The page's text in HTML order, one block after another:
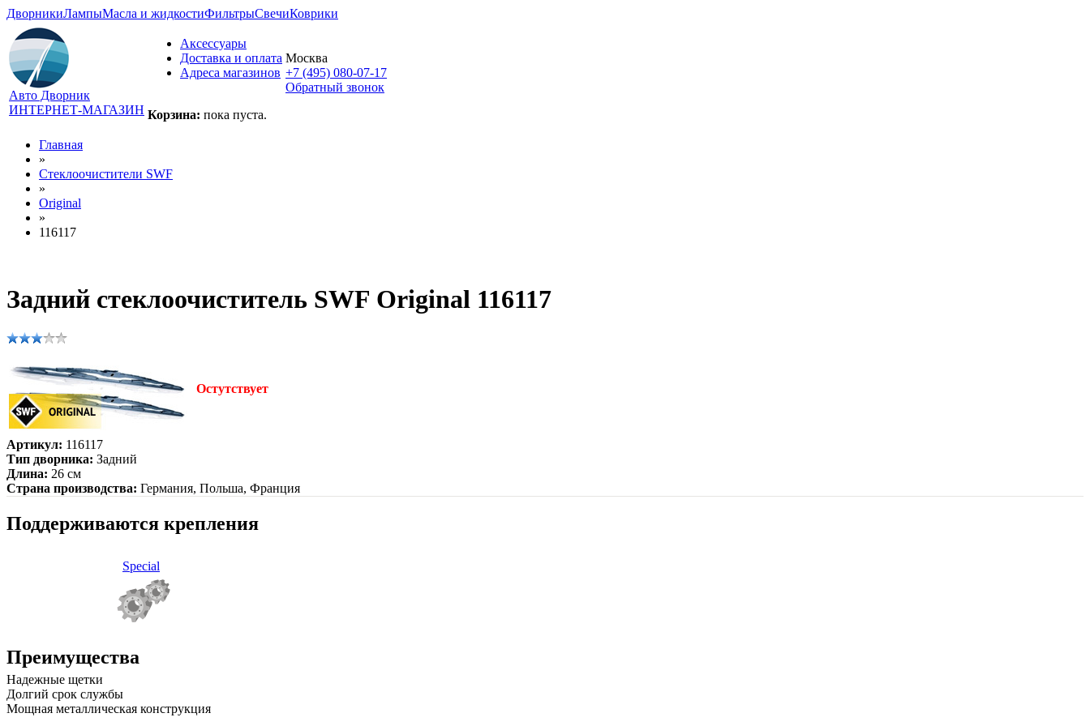
ДворникиЛампыМасла и жидкостиФильтрыСвечиКоврики
Авто Дворник
ИНТЕРНЕТ-МАГАЗИН
Аксессуары
Доставка и оплата
Адреса магазинов
Корзина: пока пуста.
Москва
+7 (495) 080-07-17
Обратный звонок
Главная
»
Стеклоочистители SWF
»
Original
»
116117
Задний стеклоочиститель SWF Original 116117
Остутствует
Артикул: 116117
Тип дворника: Задний
Длина: 26 см
Страна производства: Германия, Польша, Франция
Поддерживаются крепления
Special
Преимущества
Надежные щетки
Долгий срок службы
Мощная металлическая конструкция